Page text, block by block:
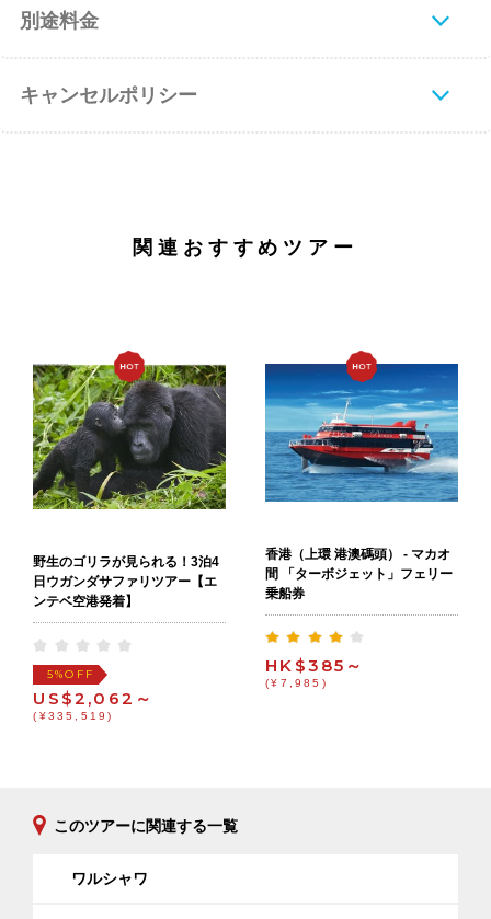
別途料金
キャンセルポリシー
関連おすすめツアー
野生のゴリラが見られる！3泊4
日ウガンダサファリツアー【エ
ンテベ空港発着】
5%OFF
US$2,062～
(¥335,519)
香港（上環 港澳碼頭） - マカオ
間 「ターボジェット」フェリー
乗船券
HK$385～
(¥7,985)
このツアーに関連する一覧
ワルシャワ